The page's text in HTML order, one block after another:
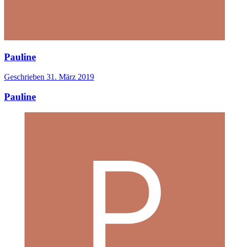
Pauline
Geschrieben 31. März 2019
Pauline